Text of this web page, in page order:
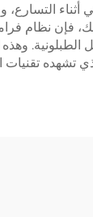
أثناء
فإن نظام
الطبلونية.
تشهده تقنيات